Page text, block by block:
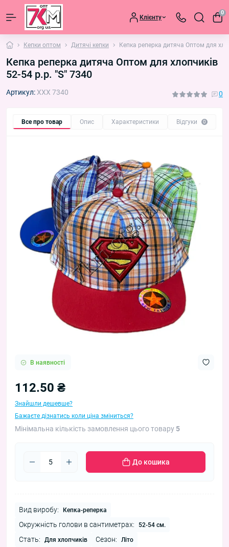
Клієнту
0
Кепки оптом Дитячі кепки Кепка реперка дитяча Оптом для
Кепка реперка дитяча Оптом для хлопчиків
52-54 р.р. "S" 7340
Артикул:XXX 7340 0
Все про товар Опис Характеристики Відгуки 0
В наявності
112.50 ₴
Знайшли дешевше?
Бажаєте дізнатись коли ціна зміниться?
Мінімальна кількість замовлення цього товару 5
До кошика
Вид виробу: Кепка-реперка
Окружність голови в сантиметрах: 52-54 см.
Стать: Для хлопчиків Сезон: Літо